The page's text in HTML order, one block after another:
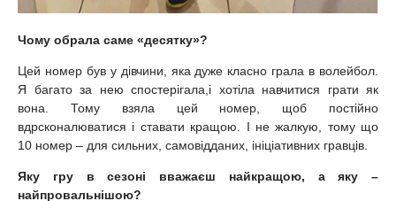
Чому обрала саме «десятку»?
Цей номер був у дівчини, яка дуже класно грала в волейбол.
Я багато за нею спостерігала,і хотіла навчитися грати як
вона. Тому взяла цей номер, щоб постійно
вдрсконалюватися і ставати кращою. І не жалкую, тому що
10 номер – для сильних, самовідданих, ініціативних гравців.
Яку гру в сезоні вважаєш найкращою, а яку –
найпровальнішою?